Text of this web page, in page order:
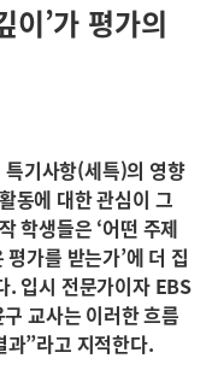
이’가 평가의
기사항(세특)의 영향
동에 대한 관심이 그
학생들은 ‘어떤 주제
가를 받는가’에 더 집
. 입시 전문가이자 EBS
교사는 이러한 흐름
과”라고 지적한다.